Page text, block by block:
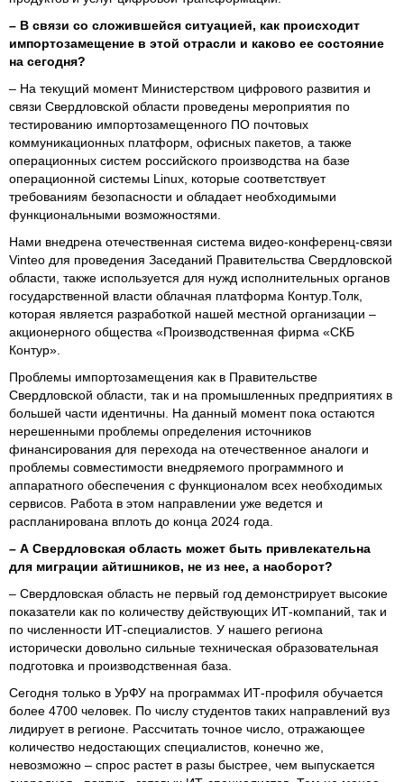
– В связи со сложившейся ситуацией, как происходит
импортозамещение в этой отрасли и каково ее состояние
на сегодня?
– На текущий момент Министерством цифрового развития и
связи Свердловской области проведены мероприятия по
тестированию импортозамещенного ПО почтовых
коммуникационных платформ, офисных пакетов, а также
операционных систем российского производства на базе
операционной системы Linux, которые соответствует
требованиям безопасности и обладает необходимыми
функциональными возможностями.
Нами внедрена отечественная система видео-конференц-связи
Vinteo для проведения Заседаний Правительства Свердловской
области, также используется для нужд исполнительных органов
государственной власти облачная платформа Контур.Толк,
которая является разработкой нашей местной организации –
акционерного общества «Производственная фирма «СКБ
Контур».
Проблемы импортозамещения как в Правительстве
Свердловской области, так и на промышленных предприятиях в
большей части идентичны. На данный момент пока остаются
нерешенными проблемы определения источников
финансирования для перехода на отечественное аналоги и
проблемы совместимости внедряемого программного и
аппаратного обеспечения с функционалом всех необходимых
сервисов. Работа в этом направлении уже ведется и
распланирована вплоть до конца 2024 года.
– А Свердловская область может быть привлекательна
для миграции айтишников, не из нее, а наоборот?
– Свердловская область не первый год демонстрирует высокие
показатели как по количеству действующих ИТ-компаний, так и
по численности ИТ-специалистов. У нашего региона
исторически довольно сильные техническая образовательная
подготовка и производственная база.
Сегодня только в УрФУ на программах ИТ-профиля обучается
более 4700 человек. По числу студентов таких направлений вуз
лидирует в регионе. Рассчитать точное число, отражающее
количество недостающих специалистов, конечно же,
невозможно – спрос растет в разы быстрее, чем выпускается